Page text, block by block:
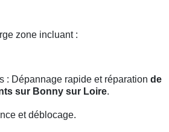
zone incluant :
: Dépannage rapide et réparation de
sur Bonny sur Loire.
et déblocage.